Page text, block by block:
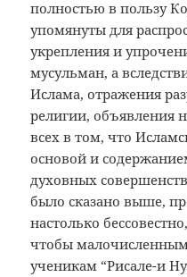
полностью в пользу
упомянуты для
укрепления и
мусульман, а
Ислама, отражения
религии, объявления
всех в том, что
основой и
духовных
было сказано выше,
настолько
чтобы
ученикам “Рисале-и